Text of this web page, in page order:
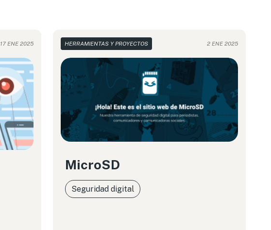
17 ENE 2025 HERRAMIENTAS Y PROYECTOS 2 ENE 2025
MicroSD
Seguridad digital